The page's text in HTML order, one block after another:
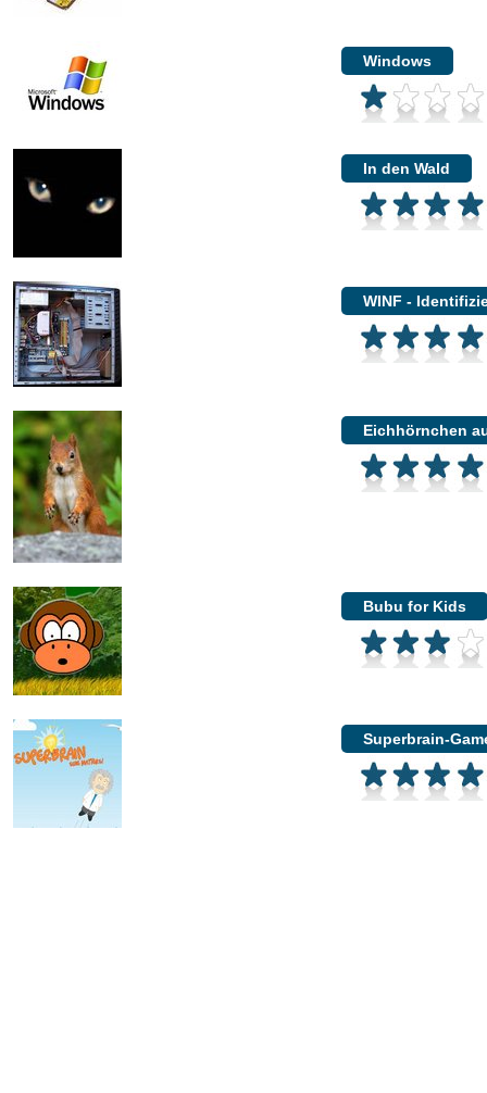
Windows
In den Wald
WINF -
Eichhörnchen
Bubu for Kids
Superbrain-